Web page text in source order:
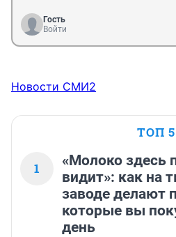
Гость
Войти
Новости СМИ2
ТОП 5
1
«Молоко здесь
видит»: как на
заводе делают
которые вы
день